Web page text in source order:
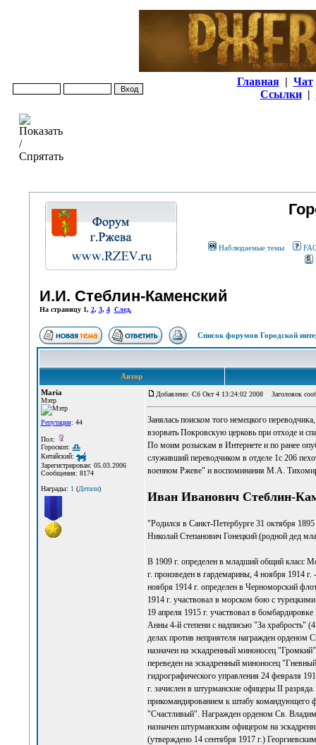
Главная | Чат
Ссылки |
Наблюдаемые темы
И.И. Стеблин-Каменский
На страницу 1, 2, 3, 4 След.
Список форумов Городской
Автор
Maria
Мэтр
Репутация: 44
Пол:
Гороскоп:
Китайский:
Зарегистрирован: 05.03.2006
Сообщения: 8174
Награды: 1(Детали)
Добавлено: Сб Окт 4 13:24:02 2008 Заголовок
Занялась поиском того немецкого
взорвать Покровскую церковь при отходе и
По моим розыскам в Интернете и по ранее
служивший переводчиком в отделе 1с 206
военном Ржеве" и воспоминания М.А.
Иван Иванович Стеблин-
"Родился в Санкт-Петербурге 31 октября
Николай Степанович Гонецкий (родной дед
В 1909 г. определен в младший общий класс
г. произведен в гардемарины, 4 ноября 1914
ноября 1914 г. определен в Черноморский
1914 г. участвовал в морском бою с
19 апреля 1915 г. участвовал в
Анны 4-й степени с надписью "За храбрость"
делах против неприятеля награжден орденом
назначен на эскадренный миноносец
переведен на эскадренный миноносец
гидрографического управления 24 февраля
г. зачислен в штурманские офицеры II
прикомандированием к штабу командующего
"Счастливый". Награжден орденом Св.
назначен штурманским офицером на
(утверждено 14 сентября 1917 г.)